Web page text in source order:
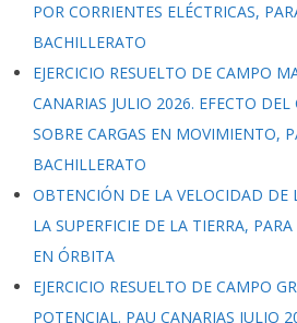
POR CORRIENTES ELÉCTRICAS,
BACHILLERATO
EJERCICIO RESUELTO DE CAMPO
CANARIAS JULIO 2026. EFECTO
SOBRE CARGAS EN MOVIMIENTO,
BACHILLERATO
OBTENCIÓN DE LA VELOCIDAD DE
LA SUPERFICIE DE LA TIERRA,
EN ÓRBITA
EJERCICIO RESUELTO DE CAMPO
POTENCIAL. PAU CANARIAS JULIO